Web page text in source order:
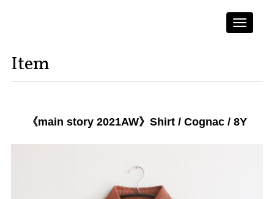
Toggle
Item
《main story 2021AW》Shirt / Cognac / 8Y